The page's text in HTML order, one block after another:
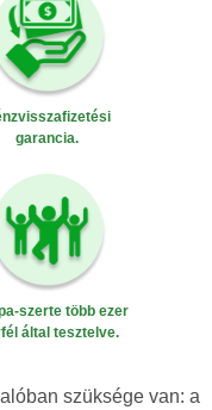
garancia.
szerte több ezer
által tesztelve.
szüksége van: a